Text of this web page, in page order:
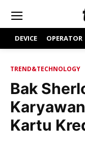
DEVICE OPERATOR
TREND&TECHNOLOGY
Bak
Kartu